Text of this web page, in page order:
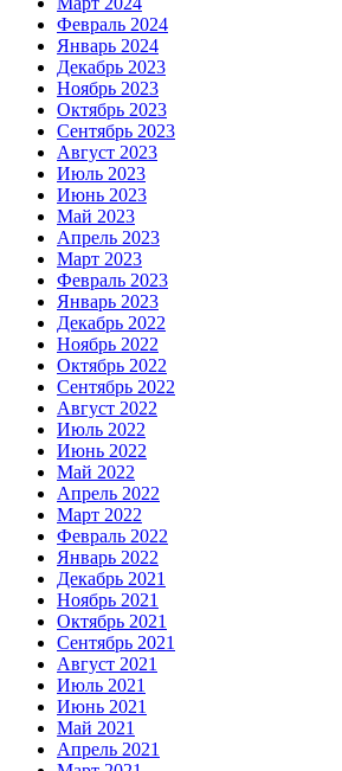
Февраль 2024
Январь 2024
Декабрь 2023
Ноябрь 2023
Октябрь 2023
Сентябрь 2023
Август 2023
Июль 2023
Июнь 2023
Май 2023
Апрель 2023
Март 2023
Февраль 2023
Январь 2023
Декабрь 2022
Ноябрь 2022
Октябрь 2022
Сентябрь 2022
Август 2022
Июль 2022
Июнь 2022
Май 2022
Апрель 2022
Март 2022
Февраль 2022
Январь 2022
Декабрь 2021
Ноябрь 2021
Октябрь 2021
Сентябрь 2021
Август 2021
Июль 2021
Июнь 2021
Май 2021
Апрель 2021